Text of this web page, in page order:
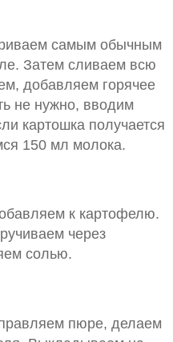
самым обычным
Затем сливаем всю
добавляем горячее
не нужно, вводим
картошка получается
150 мл молока.
к картофелю.
через
солью.
пюре, делаем